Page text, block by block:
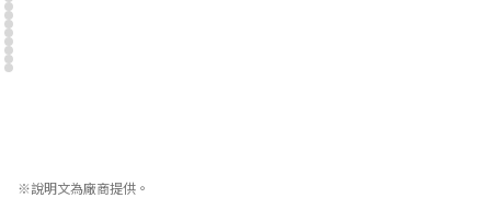
※說明文為廠商提供。